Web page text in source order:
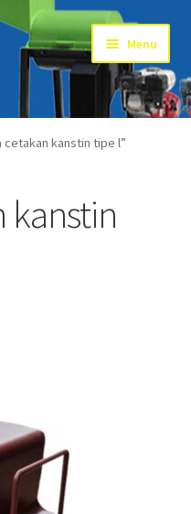
Menu
kanstin tipe l”
kanstin